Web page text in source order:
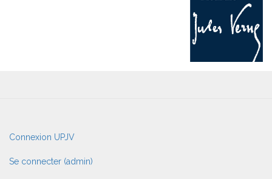
User
account
menu
Connexion UPJV
Se connecter (admin)